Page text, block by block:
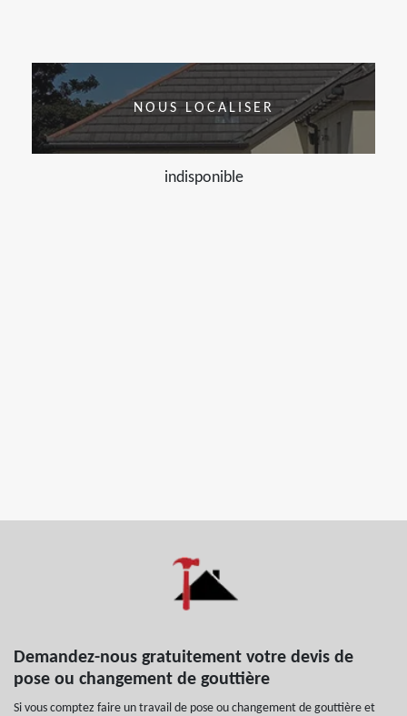
NOUS LOCALISER
indisponible
Demandez-nous gratuitement votre devis de
pose ou changement de gouttière
Si vous comptez faire un travail de pose ou changement de gouttière et